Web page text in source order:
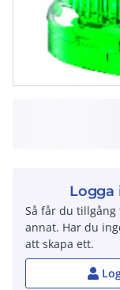
Logga
Så får du
annat. Har du
att skapa ett.